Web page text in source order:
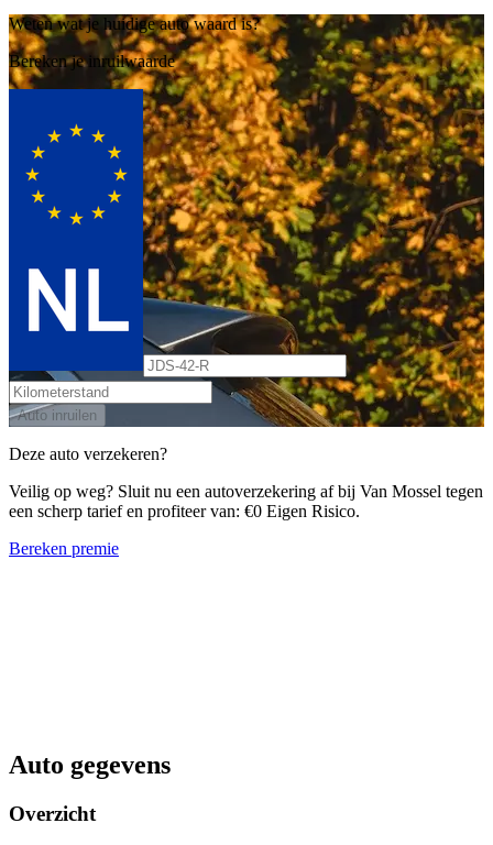
Weten wat je huidige auto waard is?
Bereken je inruilwaarde
Auto inruilen
Deze auto verzekeren?
Veilig op weg? Sluit nu een autoverzekering af bij Van Mossel tegen
een scherp tarief en profiteer van: €0 Eigen Risico.
Bereken premie
Auto gegevens
Overzicht